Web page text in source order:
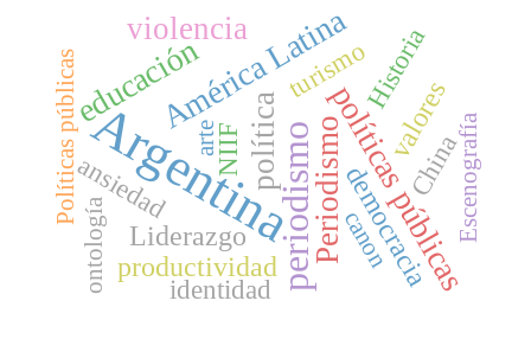
Argentina
periodismo
educación políticas públicas
América Latina
Periodismo
política
violencia
Liderazgo
valores
democracia
productividad
China
ansiedad
Historia
turismo
identidad
NIIF
canon
Políticas públicas Escenografía
ontología
arte